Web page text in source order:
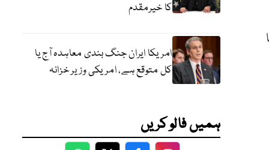
کا خیرمقدم
امریکا ایران جنگ بندی معاہدہ آج یا
کل متوقع ہے، امریکی وزیر خزانہ
ہمیں فالو کریں